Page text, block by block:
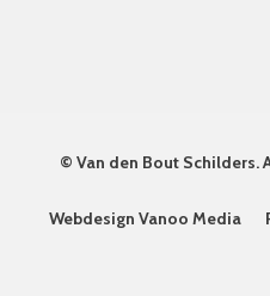
© Van den Bout Schilders.
Webdesign Vanoo Media